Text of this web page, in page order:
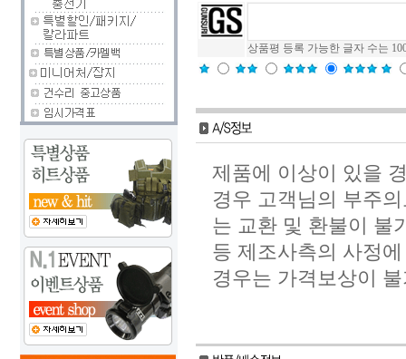
상품평 등록 가능한 글자 수는
제품에 이상이 있을
경우 고객님의 부주
는 교환 및 환불이 불
등 제조사측의 사정
경우는 가격보상이